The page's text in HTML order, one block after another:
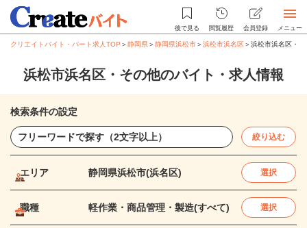
後で見る 閲覧履歴 会員登録 メニュー
クリエイトバイト・パート求人TOP ＞静岡県＞静岡県浜松市＞浜松市浜名区＞浜松市浜名区・
浜松市浜名区・その他のバイト・求人情報
検索条件の設定
絞り込む
エリア 静岡県浜松市(浜名区) 選択
職種 軽作業・商品管理・製造(すべて) 選択